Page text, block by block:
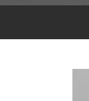
Our Mission